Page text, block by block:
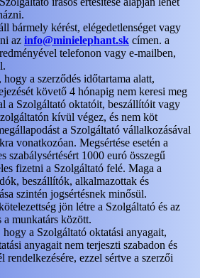
bármely kérést, elégedetlenséget vagy
az info@minielephant.sk címen. a
telefonon vagy e-mailben,
a szerződés időtartama alatt,
követő 4 hónapig nem keresi meg
a Szolgáltató oktatóit, beszállítóit vagy
kívül végez, és nem köt
a Szolgáltató vállalkozásával
vonatkozóan. Megsértése esetén a
szabálysértésért 1000 euró összegű
fizetni a Szolgáltató felé. Maga a
beszállítók, alkalmazottak és
szintén jogsértésnek minősül.
jön létre a Szolgáltató és az
munkatárs között.
a Szolgáltató oktatási anyagait,
anyagait nem terjeszti szabadon és
rendelkezésére, ezzel sértve a szerzői